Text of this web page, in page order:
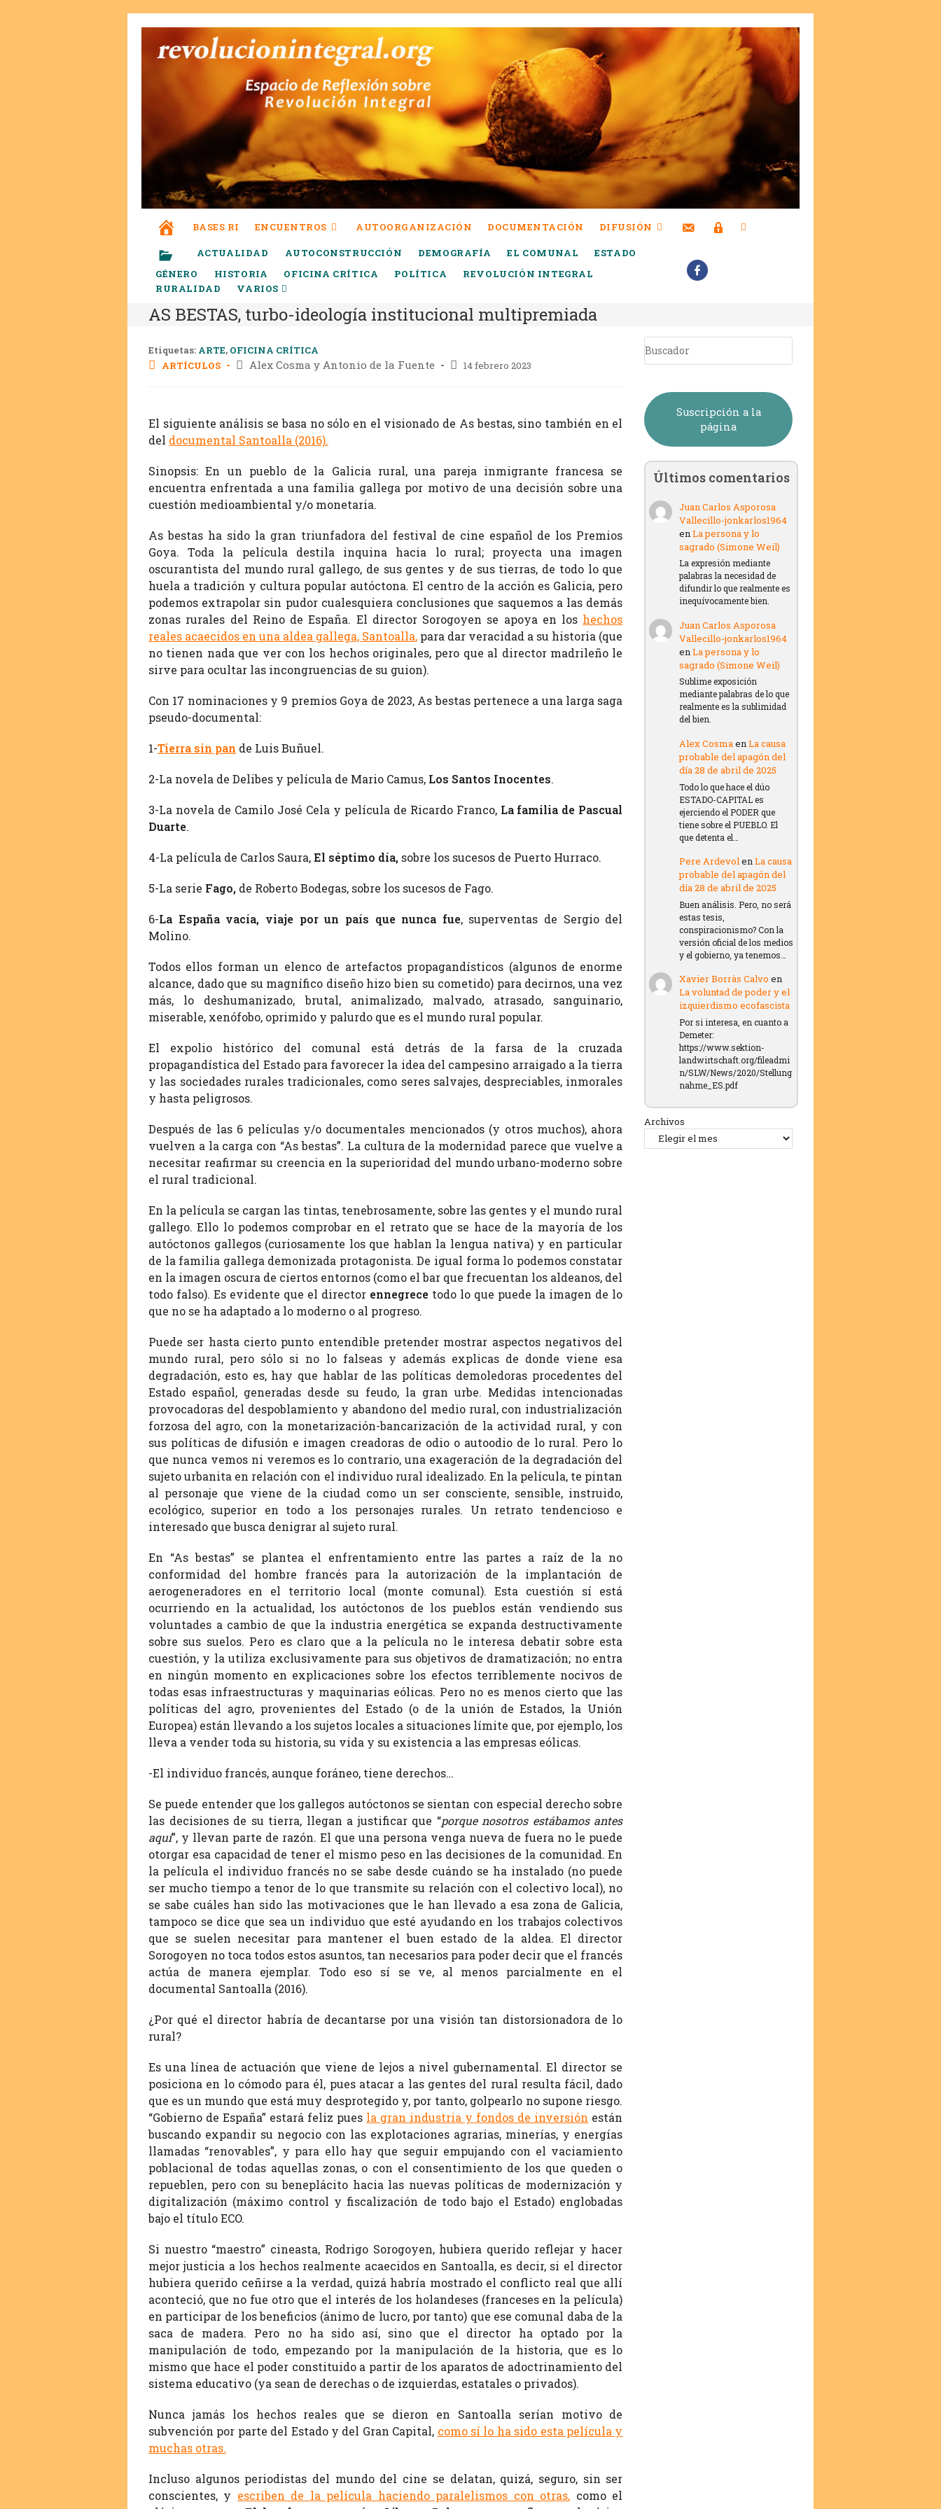
BASES RI ENCUENTROS AUTOORGANIZACIÓN DOCUMENTACIÓN DIFUSIÓN
ACTUALIDAD AUTOCONSTRUCCIÓN DEMOGRAFÍA EL COMUNAL
ESTADO
GÉNERO
HISTORIA OFICINA CRÍTICA POLÍTICA
REVOLUCIÓN INTEGRAL
RURALIDAD
VARIOS
AS BESTAS, turbo-ideología institucional multipremiada
Etiquetas: ARTE, OFICINA CRÍTICA
ARTÍCULOS
Alex Cosma y Antonio de la Fuente 14 febrero 2023
El siguiente análisis se basa no sólo en el visionado de As bestas, sino también en el
del documental Santoalla (2016).
Sinopsis: En un pueblo de la Galicia rural, una pareja inmigrante francesa se
encuentra enfrentada a una familia gallega por motivo de una decisión sobre una
cuestión medioambiental y/o monetaria.
As bestas ha sido la gran triunfadora del festival de cine español de los Premios
Goya. Toda la película destila inquina hacia lo rural; proyecta una imagen
oscurantista del mundo rural gallego, de sus gentes y de sus tierras, de todo lo que
huela a tradición y cultura popular autóctona. El centro de la acción es Galicia, pero
podemos extrapolar sin pudor cualesquiera conclusiones que saquemos a las demás
zonas rurales del Reino de España. El director Sorogoyen se apoya en los hechos
reales acaecidos en una aldea gallega, Santoalla, para dar veracidad a su historia (que
no tienen nada que ver con los hechos originales, pero que al director madrileño le
sirve para ocultar las incongruencias de su guion).
Con 17 nominaciones y 9 premios Goya de 2023, As bestas pertenece a una larga saga
pseudo-documental:
1-Tierra sin pan de Luis Buñuel.
2-La novela de Delibes y película de Mario Camus, Los Santos Inocentes.
3-La novela de Camilo José Cela y película de Ricardo Franco, La familia de Pascual
Duarte.
4-La película de Carlos Saura,El séptimo día, sobre los sucesos de Puerto Hurraco.
5-La serie Fago, de Roberto Bodegas, sobre los sucesos de Fago.
6-La España vacía, viaje por un país que nunca fue, superventas de Sergio del
Molino.
Todos ellos forman un elenco de artefactos propagandísticos (algunos de enorme
alcance, dado que su magnífico diseño hizo bien su cometido) para decirnos, una vez
más, lo deshumanizado, brutal, animalizado, malvado, atrasado, sanguinario,
miserable, xenófobo, oprimido y palurdo que es el mundo rural popular.
El expolio histórico del comunal está detrás de la farsa de la cruzada
propagandística del Estado para favorecer la idea del campesino arraigado a la tierra
y las sociedades rurales tradicionales, como seres salvajes, despreciables, inmorales
y hasta peligrosos.
Después de las 6 películas y/o documentales mencionados (y otros muchos), ahora
vuelven a la carga con “As bestas”. La cultura de la modernidad parece que vuelve a
necesitar reafirmar su creencia en la superioridad del mundo urbano-moderno sobre
el rural tradicional.
En la película se cargan las tintas, tenebrosamente, sobre las gentes y el mundo rural
gallego. Ello lo podemos comprobar en el retrato que se hace de la mayoría de los
autóctonos gallegos (curiosamente los que hablan la lengua nativa) y en particular
de la familia gallega demonizada protagonista. De igual forma lo podemos constatar
en la imagen oscura de ciertos entornos (como el bar que frecuentan los aldeanos, del
todo falso). Es evidente que el director ennegrece todo lo que puede la imagen de lo
que no se ha adaptado a lo moderno o al progreso.
Puede ser hasta cierto punto entendible pretender mostrar aspectos negativos del
mundo rural, pero sólo si no lo falseas y además explicas de donde viene esa
degradación, esto es, hay que hablar de las políticas demoledoras procedentes del
Estado español, generadas desde su feudo, la gran urbe. Medidas intencionadas
provocadoras del despoblamiento y abandono del medio rural, con industrialización
forzosa del agro, con la monetarización-bancarización de la actividad rural, y con
sus políticas de difusión e imagen creadoras de odio o autoodio de lo rural. Pero lo
que nunca vemos ni veremos es lo contrario, una exageración de la degradación del
sujeto urbanita en relación con el individuo rural idealizado. En la película, te pintan
al personaje que viene de la ciudad como un ser consciente, sensible, instruido,
ecológico, superior en todo a los personajes rurales. Un retrato tendencioso e
interesado que busca denigrar al sujeto rural.
En “As bestas” se plantea el enfrentamiento entre las partes a raíz de la no
conformidad del hombre francés para la autorización de la implantación de
aerogeneradores en el territorio local (monte comunal). Esta cuestión sí está
ocurriendo en la actualidad, los autóctonos de los pueblos están vendiendo sus
voluntades a cambio de que la industria energética se expanda destructivamente
sobre sus suelos. Pero es claro que a la película no le interesa debatir sobre esta
cuestión, y la utiliza exclusivamente para sus objetivos de dramatización; no entra
en ningún momento en explicaciones sobre los efectos terriblemente nocivos de
todas esas infraestructuras y maquinarias eólicas. Pero no es menos cierto que las
políticas del agro, provenientes del Estado (o de la unión de Estados, la Unión
Europea) están llevando a los sujetos locales a situaciones límite que, por ejemplo, los
lleva a vender toda su historia, su vida y su existencia a las empresas eólicas.
-El individuo francés, aunque foráneo, tiene derechos…
Se puede entender que los gallegos autóctonos se sientan con especial derecho sobre
las decisiones de su tierra, llegan a justificar que “porque nosotros estábamos antes
aquí”, y llevan parte de razón. El que una persona venga nueva de fuera no le puede
otorgar esa capacidad de tener el mismo peso en las decisiones de la comunidad. En
la película el individuo francés no se sabe desde cuándo se ha instalado (no puede
ser mucho tiempo a tenor de lo que transmite su relación con el colectivo local), no
se sabe cuáles han sido las motivaciones que le han llevado a esa zona de Galicia,
tampoco se dice que sea un individuo que esté ayudando en los trabajos colectivos
que se suelen necesitar para mantener el buen estado de la aldea. El director
Sorogoyen no toca todos estos asuntos, tan necesarios para poder decir que el francés
actúa de manera ejemplar. Todo eso sí se ve, al menos parcialmente en el
documental Santoalla (2016).
¿Por qué el director habría de decantarse por una visión tan distorsionadora de lo
rural?
Es una línea de actuación que viene de lejos a nivel gubernamental. El director se
posiciona en lo cómodo para él, pues atacar a las gentes del rural resulta fácil, dado
que es un mundo que está muy desprotegido y, por tanto, golpearlo no supone riesgo.
“Gobierno de España” estará feliz pues la gran industria y fondos de inversión están
buscando expandir su negocio con las explotaciones agrarias, minerías, y energías
llamadas “renovables”, y para ello hay que seguir empujando con el vaciamiento
poblacional de todas aquellas zonas, o con el consentimiento de los que queden o
repueblen, pero con su beneplácito hacia las nuevas políticas de modernización y
digitalización (máximo control y fiscalización de todo bajo el Estado) englobadas
bajo el título ECO.
Si nuestro “maestro” cineasta, Rodrigo Sorogoyen, hubiera querido reflejar y hacer
mejor justicia a los hechos realmente acaecidos en Santoalla, es decir, si el director
hubiera querido ceñirse a la verdad, quizá habría mostrado el conflicto real que allí
aconteció, que no fue otro que el interés de los holandeses (franceses en la película)
en participar de los beneficios (ánimo de lucro, por tanto) que ese comunal daba de la
saca de madera. Pero no ha sido así, sino que el director ha optado por la
manipulación de todo, empezando por la manipulación de la historia, que es lo
mismo que hace el poder constituido a partir de los aparatos de adoctrinamiento del
sistema educativo (ya sean de derechas o de izquierdas, estatales o privados).
Nunca jamás los hechos reales que se dieron en Santoalla serían motivo de
subvención por parte del Estado y del Gran Capital, como sí lo ha sido esta película y
muchas otras.
Incluso algunos periodistas del mundo del cine se delatan, quizá, seguro, sin ser
conscientes, y escriben de la película haciendo paralelismos con otras, como el
Suscripción a la
página
Últimos comentarios
Juan Carlos Asporosa
Vallecillo-jonkarlos1964
enLa persona y lo
sagrado (Simone Weil)
La expresión mediante
palabras la necesidad de
difundir lo que realmente es
inequívocamente bien.
Juan Carlos Asporosa
Vallecillo-jonkarlos1964
enLa persona y lo
sagrado (Simone Weil)
Sublime exposición
mediante palabras de lo que
realmente es la sublimidad
del bien.
Alex CosmaenLa causa
probable del apagón del
día 28 de abril de 2025
Todo lo que hace el dúo
ESTADO-CAPITAL es
ejerciendo el PODER que
tiene sobre el PUEBLO. El
que detenta el…
Pere ArdevolenLa causa
probable del apagón del
día 28 de abril de 2025
Buen análisis. Pero, no será
estas tesis,
conspiracionismo? Con la
versión oficial de los medios
y el gobierno, ya tenemos…
Xavier Borràs Calvo en
La voluntad de poder y el
izquierdismo ecofascista
Por si interesa, en cuanto a
Demeter:
https://www.sektion-
landwirtschaft.org/fileadmi
n/SLW/News/2020/Stellung
nahme_ES.pdf
Archivos